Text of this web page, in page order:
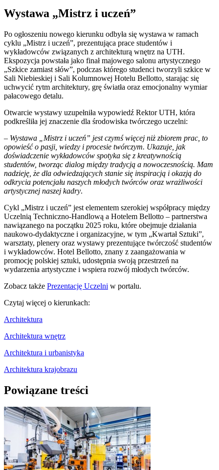
Wystawa „Mistrz i uczeń”
Po ogłoszeniu nowego kierunku odbyła się wystawa w ramach
cyklu „Mistrz i uczeń”, prezentująca prace studentów i
wykładowców związanych z architekturą wnętrz na UTH.
Ekspozycja powstała jako finał majowego salonu artystycznego
„Szkice zamiast słów”, podczas którego studenci tworzyli szkice w
Sali Niebieskiej i Sali Kolumnowej Hotelu Bellotto, starając się
uchwycić rytm architektury, grę światła oraz emocjonalny wymiar
pałacowego detalu.
Otwarcie wystawy uzupełniła wypowiedź Rektor UTH, która
podkreśliła jej znaczenie dla środowiska twórczego uczelni:
– Wystawa „Mistrz i uczeń” jest czymś więcej niż zbiorem prac, to
opowieść o pasji, wiedzy i procesie twórczym. Ukazuje, jak
doświadczenie wykładowców spotyka się z kreatywnością
studentów, tworząc dialog między tradycją a nowoczesnością. Mam
nadzieję, że dla odwiedzających stanie się inspiracją i okazją do
odkrycia potencjału naszych młodych twórców oraz wrażliwości
artystycznej naszej kadry.
Cykl „Mistrz i uczeń” jest elementem szerokiej współpracy między
Uczelnią Techniczno-Handlową a Hotelem Bellotto – partnerstwa
nawiązanego na początku 2025 roku, które obejmuje działania
naukowo-dydaktyczne i organizacyjne, w tym „Kwartał Sztuki”,
warsztaty, plenery oraz wystawy prezentujące twórczość studentów
i wykładowców. Hotel Bellotto, znany z zaangażowania w
promocję polskiej sztuki, udostępnia swoją przestrzeń na
wydarzenia artystyczne i wspiera rozwój młodych twórców.
Zobacz także Prezentację Uczelni w portalu.
Czytaj więcej o kierunkach:
Architektura
Architektura wnętrz
Architektura i urbanistyka
Architektura krajobrazu
Powiązane treści